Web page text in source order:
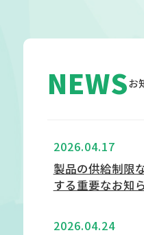
NEWSお
2026.04.17
製品の供給制限
する重要なお知
2026.04.24